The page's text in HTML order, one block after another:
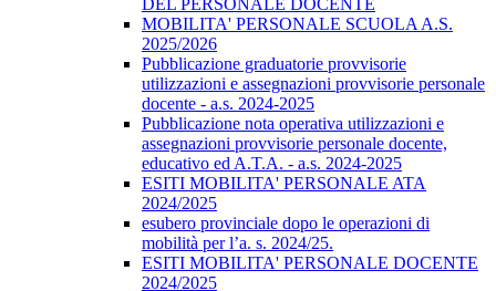
DEL PERSONALE DOCENTE
MOBILITA' PERSONALE SCUOLA A.S.
2025/2026
Pubblicazione graduatorie provvisorie
utilizzazioni e assegnazioni provvisorie personale
docente - a.s. 2024-2025
Pubblicazione nota operativa utilizzazioni e
assegnazioni provvisorie personale docente,
educativo ed A.T.A. - a.s. 2024-2025
ESITI MOBILITA' PERSONALE ATA
2024/2025
esubero provinciale dopo le operazioni di
mobilità per l’a. s. 2024/25.
ESITI MOBILITA' PERSONALE DOCENTE
2024/2025